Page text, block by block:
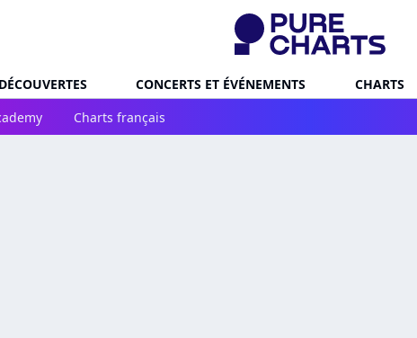
DÉCOUVERTES CONCERTS ET ÉVÉNEMENTS CHARTS
Charts français